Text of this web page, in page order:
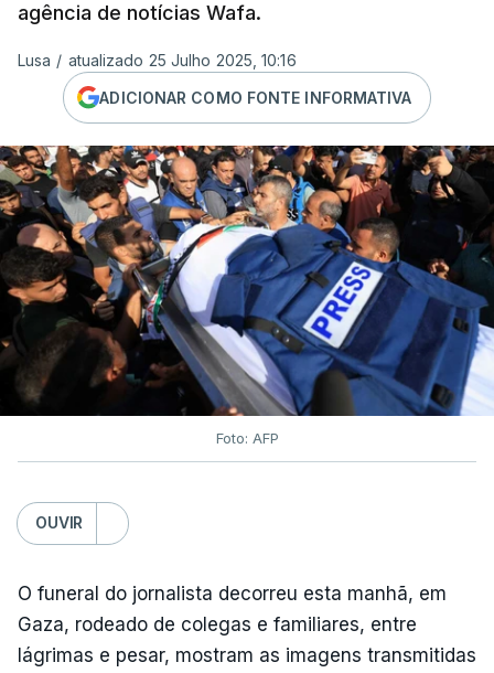
agência de notícias Wafa.
Lusa / atualizado 25 Julho 2025, 10:16
ADICIONAR COMO FONTE INFORMATIVA
Foto: AFP
OUVIR
O funeral do jornalista decorreu esta manhã, em
Gaza, rodeado de colegas e familiares, entre
lágrimas e pesar, mostram as imagens transmitidas